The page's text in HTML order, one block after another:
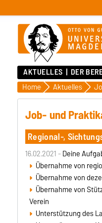
AKTUELLES DER
Home Aktuelles
Job- und
Regional-,
16.02.2021 -Deine
Übernahme von
Übernahme von
Übernahme von
Verein
Unterstützung des